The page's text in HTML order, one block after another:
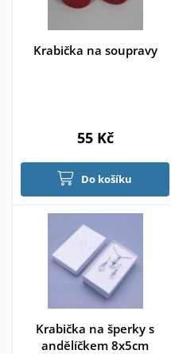
Krabička na soupravy
55 Kč
Do košíku
Krabička na šperky s
andělíčkem 8x5cm